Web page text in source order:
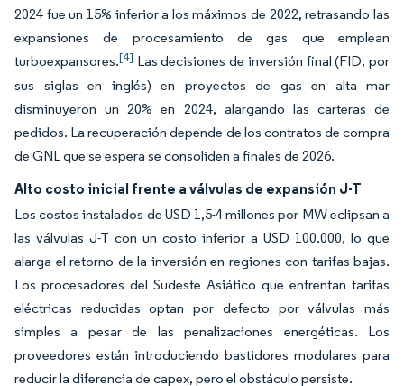
2024 fue un 15% inferior a los máximos de 2022, retrasando las
expansiones de procesamiento de gas que emplean
turboexpansores.[4] Las decisiones de inversión final (FID, por
sus siglas en inglés) en proyectos de gas en alta mar
disminuyeron un 20% en 2024, alargando las carteras de
pedidos. La recuperación depende de los contratos de compra
de GNL que se espera se consoliden a finales de 2026.
Alto costo inicial frente a válvulas de expansión J-T
Los costos instalados de USD 1,5-4 millones por MW eclipsan a
las válvulas J-T con un costo inferior a USD 100.000, lo que
alarga el retorno de la inversión en regiones con tarifas bajas.
Los procesadores del Sudeste Asiático que enfrentan tarifas
eléctricas reducidas optan por defecto por válvulas más
simples a pesar de las penalizaciones energéticas. Los
proveedores están introduciendo bastidores modulares para
reducir la diferencia de capex, pero el obstáculo persiste.